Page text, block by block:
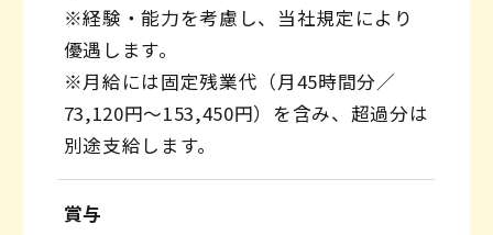
※経験・能力を考慮し、当社規定により
優遇します。
※月給には固定残業代（月45時間分／
73,120円～153,450円）を含み、超過分は
別途支給します。
賞与